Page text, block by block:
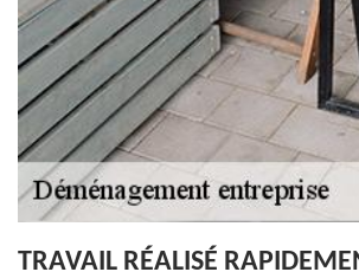
TRAVAIL RÉALISÉ